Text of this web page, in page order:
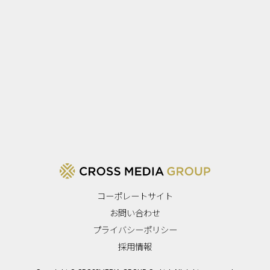
コーポレートサイト
お問い合わせ
プライバシーポリシー
採用情報